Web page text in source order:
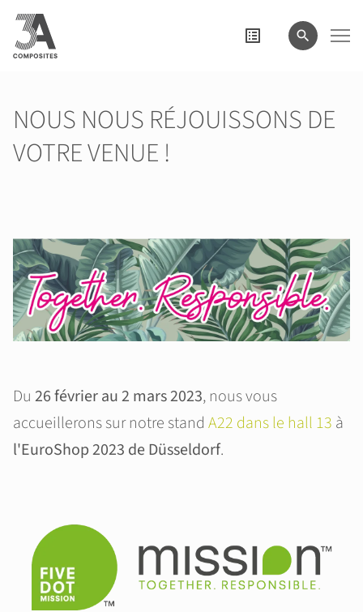
le
terme
de
NOUS NOUS RÉJOUISSONS DE
VOTRE VENUE !
Du 26 février au 2 mars 2023, nous vous
accueillerons sur notre stand A22 dans le hall 13 à
l'EuroShop 2023 de Düsseldorf.